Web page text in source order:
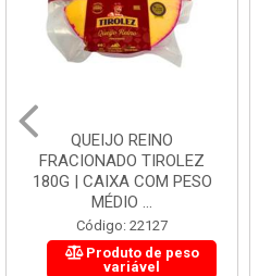
QUEIJO REINO
FRACIONADO TIROLEZ
180G | CAIXA COM PESO
MÉDIO ...
Código: 22127
Produto de peso
variável